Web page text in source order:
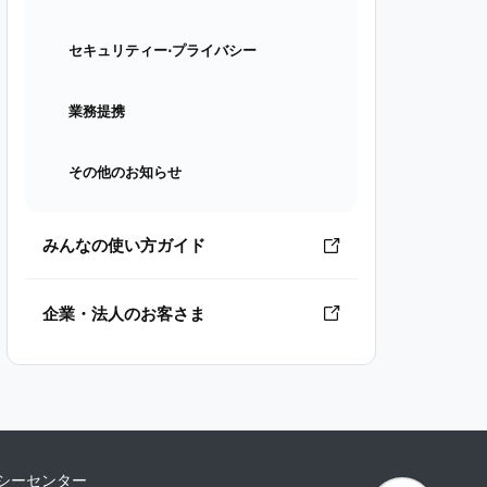
セキュリティー⋅プライバシー
業務提携
その他のお知らせ
みんなの使い方ガイド
企業・法人のお客さま
ーセンター